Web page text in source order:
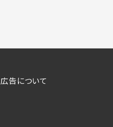
広告について